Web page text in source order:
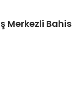
Merkezli